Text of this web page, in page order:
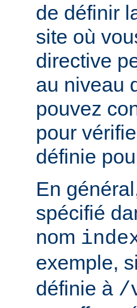
de définir
site où
directive
au niveau
pouvez
pour
définie
En
spécifié
nom
exemple,
définie à /